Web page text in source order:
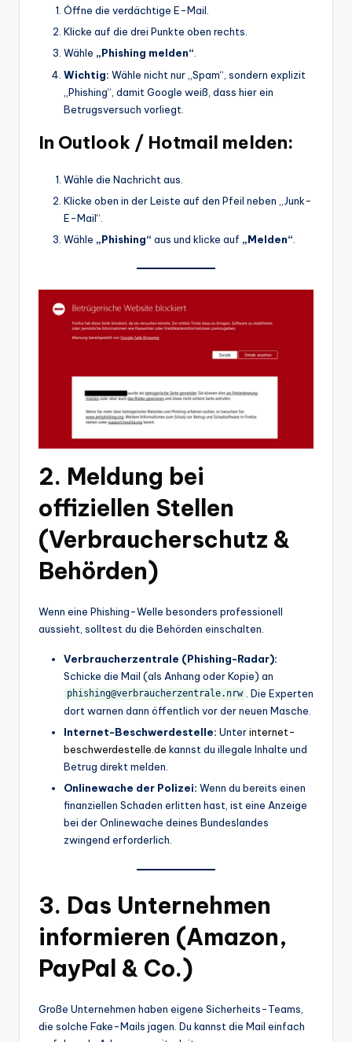
Öffne die verdächtige E-Mail.
Klicke auf die drei Punkte oben rechts.
Wähle „Phishing melden“.
Wichtig: Wähle nicht nur „Spam“, sondern explizit
„Phishing“, damit Google weiß, dass hier ein
Betrugsversuch vorliegt.
In Outlook / Hotmail melden:
Wähle die Nachricht aus.
Klicke oben in der Leiste auf den Pfeil neben „Junk-
E-Mail“.
Wähle „Phishing“ aus und klicke auf „Melden“
2. Meldung bei
offiziellen Stellen
(Verbraucherschutz &
Behörden)
Wenn eine Phishing-Welle besonders professionell
aussieht, solltest du die Behörden einschalten.
Verbraucherzentrale (Phishing-Radar):
Schicke die Mail (als Anhang oder Kopie) an
phishing@verbraucherzentrale.nrw
. Die Experten
dort warnen dann öffentlich vor der neuen Masche.
Internet-Beschwerdestelle: Unterinternet-
beschwerdestelle.de kannst du illegale Inhalte und
Betrug direkt melden.
Onlinewache der Polizei: Wenn du bereits einen
finanziellen Schaden erlitten hast, ist eine Anzeige
bei der Onlinewache deines Bundeslandes
zwingend erforderlich.
3. Das Unternehmen
informieren (Amazon,
PayPal & Co.)
Große Unternehmen haben eigene Sicherheits-Teams,
die solche Fake-Mails jagen. Du kannst die Mail einfach